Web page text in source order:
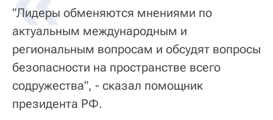
"Лидеры обменяются мнениями по
актуальным международным и
региональным вопросам и обсудят вопросы
безопасности на пространстве всего
содружества", - сказал помощник
президента РФ.